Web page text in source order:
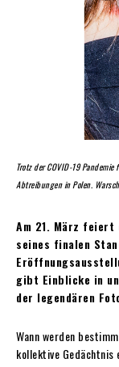
Trotz der COVID-19
Abtreibungen in Polen.
Am 21. März feiert
seines finalen
gibt Einblicke in
der legendären
Wann werden
kollektive